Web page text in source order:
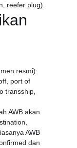
reefer plug).
resmi):
port of
transship,
AWB akan
AWB
dan